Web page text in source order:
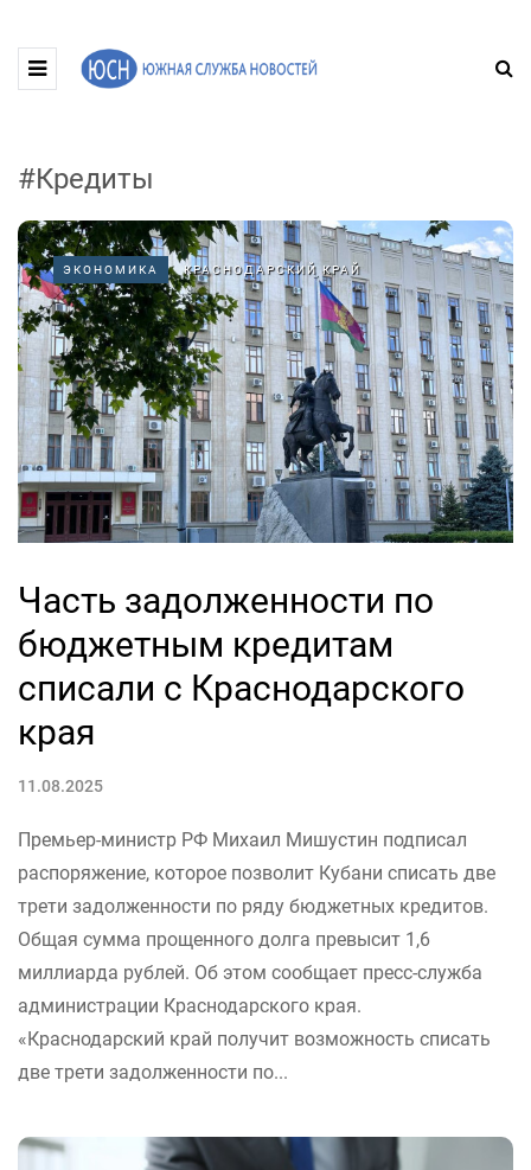
#Кредиты
ЭКОНОМИКА КРАСНОДАРСКИЙ КРАЙ
Часть задолженности по
бюджетным кредитам
списали с Краснодарского
края
11.08.2025
Премьер-министр РФ Михаил Мишустин подписал
распоряжение, которое позволит Кубани списать две
трети задолженности по ряду бюджетных кредитов.
Общая сумма прощенного долга превысит 1,6
миллиарда рублей. Об этом сообщает пресс-служба
администрации Краснодарского края.
«Краснодарский край получит возможность списать
две трети задолженности по...